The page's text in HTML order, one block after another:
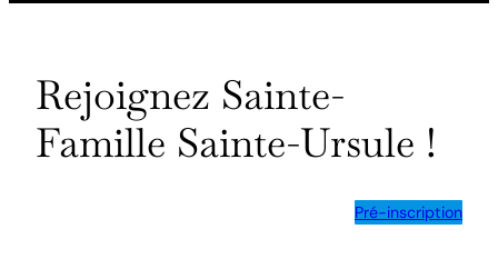
Rejoignez Sainte-
Famille Sainte-Ursule !
Pré-inscription